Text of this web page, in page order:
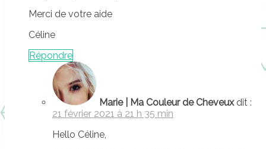
Merci de votre aide
Céline
Répondre
Marie | Ma Couleur de Cheveux dit :
21 février 2021 à 21 h 35 min
Hello Céline,